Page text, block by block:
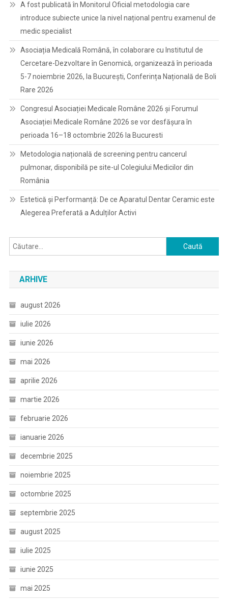
A fost publicată în Monitorul Oficial metodologia care
introduce subiecte unice la nivel național pentru examenul de
medic specialist
Asociația Medicală Română, în colaborare cu Institutul de
Cercetare-Dezvoltare în Genomică, organizează în perioada
5-7 noiembrie 2026, la București, Conferința Națională de Boli
Rare 2026
Congresul Asociației Medicale Române 2026 și Forumul
Asociației Medicale Române 2026 se vor desfășura în
perioada 16–18 octombrie 2026 la Bucuresti
Metodologia națională de screening pentru cancerul
pulmonar, disponibilă pe site-ul Colegiului Medicilor din
România
Estetică și Performanță: De ce Aparatul Dentar Ceramic este
Alegerea Preferată a Adulților Activi
Caută
după:
ARHIVE
august 2026
iulie 2026
iunie 2026
mai 2026
aprilie 2026
martie 2026
februarie 2026
ianuarie 2026
decembrie 2025
noiembrie 2025
octombrie 2025
septembrie 2025
august 2025
iulie 2025
iunie 2025
mai 2025